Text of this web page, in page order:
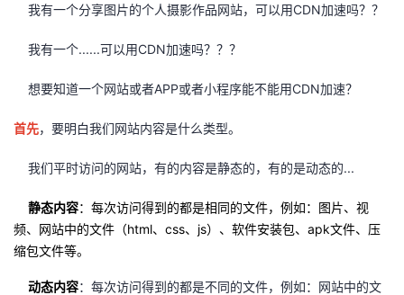
我有一个分享图片的个人摄影作品网站，可以用CDN加速吗？？
我有一个......可以用CDN加速吗？？？
想要知道一个网站或者APP或者小程序能不能用CDN加速？
首先，要明白我们网站内容是什么类型。
我们平时访问的网站，有的内容是静态的，有的是动态的...
静态内容：每次访问得到的都是相同的文件，例如：图片、视
频、网站中的文件（html、css、js）、软件安装包、apk文件、压
缩包文件等。
动态内容：每次访问得到的都是不同的文件，例如：网站中的文